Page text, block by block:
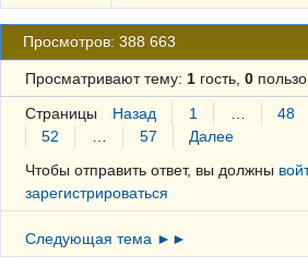
Просмотров: 388 663
Просматривают тему: 1гость, 0
Страницы Назад 1 48
52
57
Далее
Чтобы отправить ответ, вы должны
зарегистрироваться
Следующая тема ►►